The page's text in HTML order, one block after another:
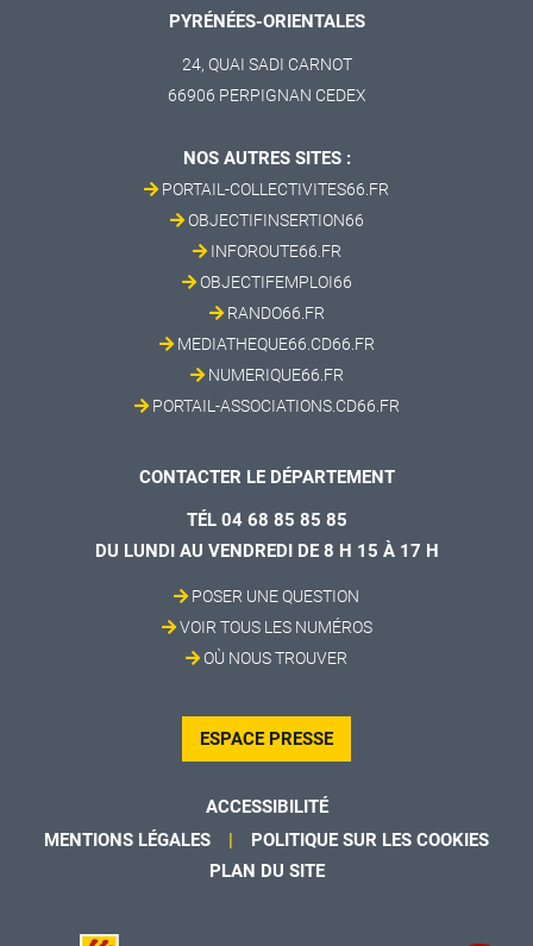
PYRÉNÉES-ORIENTALES
24, QUAI SADI CARNOT
66906 PERPIGNAN CEDEX
NOS AUTRES SITES :
PORTAIL-COLLECTIVITES66.FR
OBJECTIFINSERTION66
INFOROUTE66.FR
OBJECTIFEMPLOI66
RANDO66.FR
MEDIATHEQUE66.CD66.FR
NUMERIQUE66.FR
PORTAIL-ASSOCIATIONS.CD66.FR
CONTACTER LE DÉPARTEMENT
TÉL 04 68 85 85 85
DU LUNDI AU VENDREDI DE 8 H 15 À 17 H
POSER UNE QUESTION
VOIR TOUS LES NUMÉROS
OÙ NOUS TROUVER
ESPACE PRESSE
ACCESSIBILITÉ
MENTIONS LÉGALES
POLITIQUE SUR LES COOKIES
PLAN DU SITE